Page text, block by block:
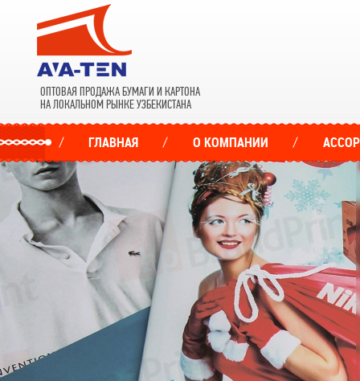
ОПТОВАЯ ПРОДАЖА БУМАГИ И КАРТОНА
НА ЛОКАЛЬНОМ РЫНКЕ УЗБЕКИСТАНА
ГЛАВНАЯ О КОМПАНИИ